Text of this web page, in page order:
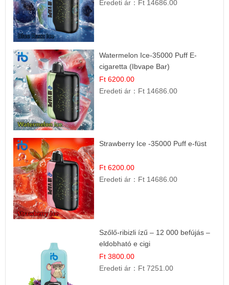
Eredeti ár： Ft 14686.00
Watermelon Ice-35000 Puff E-
cigaretta (Ibvape Bar)
Ft 6200.00
Eredeti ár： Ft 14686.00
Strawberry Ice -35000 Puff e-füst
Ft 6200.00
Eredeti ár： Ft 14686.00
Szőlő-ribizli ízű – 12 000 befújás –
eldobható e cigi
Ft 3800.00
Eredeti ár： Ft 7251.00